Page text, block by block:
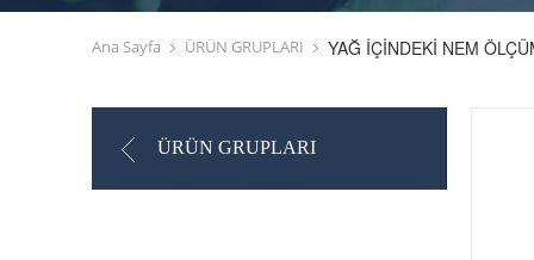
Ana Sayfa ÜRÜN GRUPLARI YAĞ İÇİNDEKİ NEM
ÜRÜN GRUPLARI